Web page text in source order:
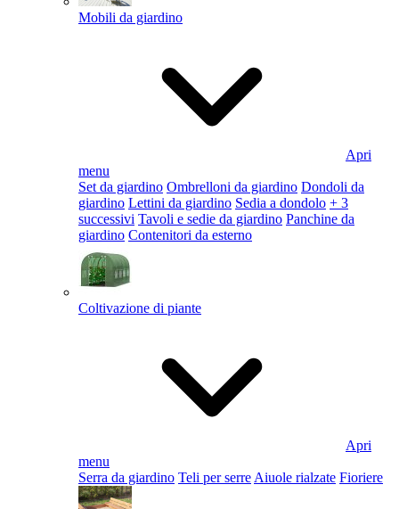
Mobili da giardino
Apri
menu
Set da giardino Ombrelloni da giardino Dondoli da
giardino Lettini da giardino Sedia a dondolo + 3
successivi Tavoli e sedie da giardino Panchine da
giardino Contenitori da esterno
Coltivazione di piante
Apri
menu
Serra da giardino Teli per serre Aiuole rialzate Fioriere